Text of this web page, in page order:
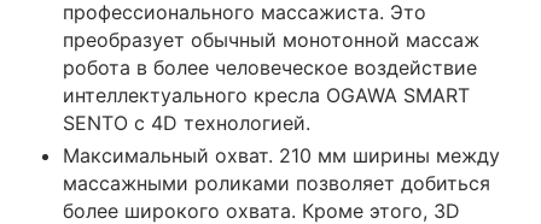
профессионального массажиста. Это
преобразует обычный монотонной массаж
робота в более человеческое воздействие
интеллектуального кресла OGAWA SMART
SENTO с 4D технологией.
Максимальный охват. 210 мм ширины между
массажными роликами позволяет добиться
более широкого охвата. Кроме этого, 3D